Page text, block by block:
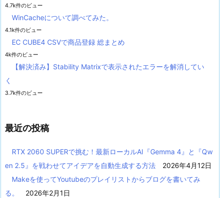
4.7k件のビュー
WinCacheについて調べてみた。
4.1k件のビュー
EC CUBE4 CSVで商品登録 総まとめ
4k件のビュー
【解決済み】Stability Matrixで表示されたエラーを解消してい
く
3.7k件のビュー
最近の投稿
RTX 2060 SUPERで挑む！最新ローカルAI『Gemma 4』と『Qw
en 2.5』を戦わせてアイデアを自動生成する方法
2026年4月12日
Makeを使ってYoutubeのプレイリストからブログを書いてみ
る。
2026年2月1日